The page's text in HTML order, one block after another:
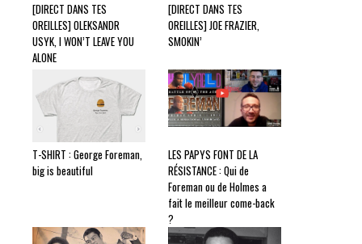
[DIRECT DANS TES
OREILLES] OLEKSANDR
USYK, I WON’T LEAVE YOU
ALONE
[DIRECT DANS TES
OREILLES] JOE FRAZIER,
SMOKIN’
T-SHIRT : George Foreman,
big is beautiful
LES PAPYS FONT DE LA
RÉSISTANCE : Qui de
Foreman ou de Holmes a
fait le meilleur come-back
?